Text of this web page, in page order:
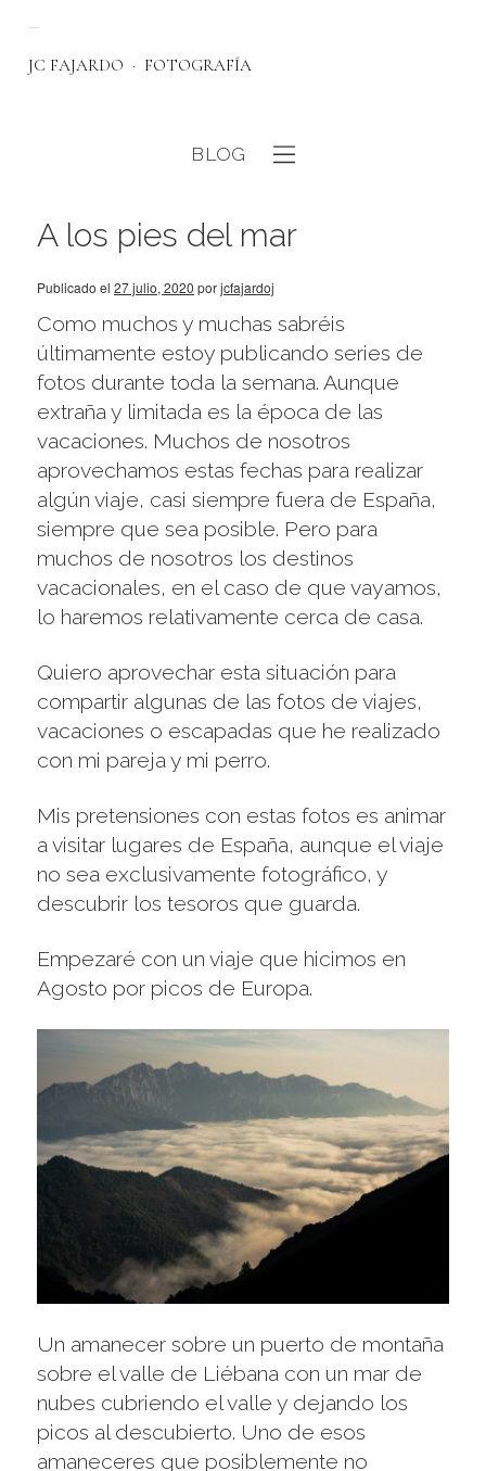
JC FAJARDO FOTOGRAFÍA
BLOG
A los pies del mar
Publicado el 27 julio, 2020 porjcfajardoj
Como muchos y muchas sabréis
últimamente estoy publicando series de
fotos durante toda la semana. Aunque
extraña y limitada es la época de las
vacaciones. Muchos de nosotros
aprovechamos estas fechas para realizar
algún viaje, casi siempre fuera de España,
siempre que sea posible. Pero para
muchos de nosotros los destinos
vacacionales, en el caso de que vayamos,
lo haremos relativamente cerca de casa.
Quiero aprovechar esta situación para
compartir algunas de las fotos de viajes,
vacaciones o escapadas que he realizado
con mi pareja y mi perro.
Mis pretensiones con estas fotos es animar
a visitar lugares de España, aunque el viaje
no sea exclusivamente fotográfico, y
descubrir los tesoros que guarda.
Empezaré con un viaje que hicimos en
Agosto por picos de Europa.
Un amanecer sobre un puerto de montaña
sobre el valle de Liébana con un mar de
nubes cubriendo el valle y dejando los
picos al descubierto. Uno de esos
amaneceres que posiblemente no